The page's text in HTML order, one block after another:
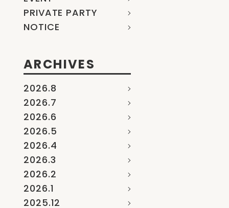
PRIVATE PARTY
NOTICE
ARCHIVES
2026.8
2026.7
2026.6
2026.5
2026.4
2026.3
2026.2
2026.1
2025.12